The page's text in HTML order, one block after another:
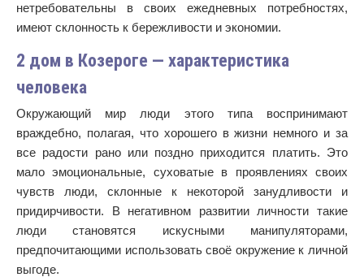
нетребовательны в своих ежедневных потребностях,
имеют склонность к бережливости и экономии.
2 дом в Козероге — характеристика
человека
Окружающий мир люди этого типа воспринимают
враждебно, полагая, что хорошего в жизни немного и за
все радости рано или поздно приходится платить. Это
мало эмоциональные, суховатые в проявлениях своих
чувств люди, склонные к некоторой занудливости и
придирчивости. В негативном развитии личности такие
люди становятся искусными манипуляторами,
предпочитающими использовать своё окружение к личной
выгоде.